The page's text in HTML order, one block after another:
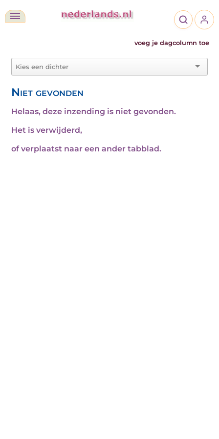
voeg je dagcolumn toe
Niet gevonden
Helaas, deze inzending is niet gevonden.
Het is verwijderd,
of verplaatst naar een ander tabblad.